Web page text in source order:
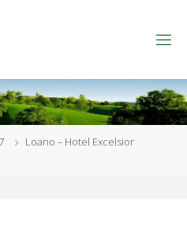
Loano – Hotel Excelsior